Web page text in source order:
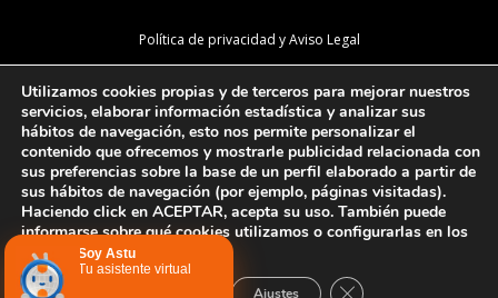
Política de privacidad y Aviso Legal
Política de calidad
Mapa de la web
Preguntas Frecuentes
Configurar cookies
Soy Astu
Tu asistente virtual
Utilizamos cookies propias y de terceros para mejorar nuestros
servicios, elaborar información estadística y analizar sus
hábitos de navegación, esto nos permite personalizar el
contenido que ofrecemos y mostrarle publicidad relacionada con
sus preferencias sobre la base de un perfil elaborado a partir de
sus hábitos de navegación (por ejemplo, páginas visitadas).
Haciendo click en ACEPTAR, acepta su uso. También puede
informarse sobre qué cookies utilizamos o configurarlas en los
AJUSTES.
Aceptar Ajustes Cerrar el banner de